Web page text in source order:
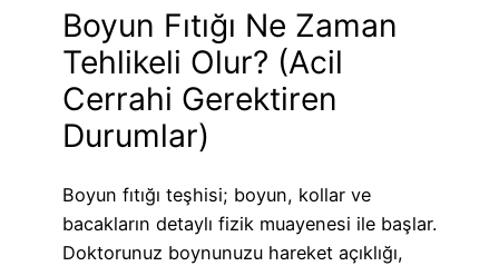
Boyun Fıtığı Ne Zaman
Tehlikeli Olur? (Acil
Cerrahi Gerektiren
Durumlar)
Boyun fıtığı teşhisi; boyun, kollar ve
bacakların detaylı fizik muayenesi ile başlar.
Doktorunuz boynunuzu hareket açıklığı,